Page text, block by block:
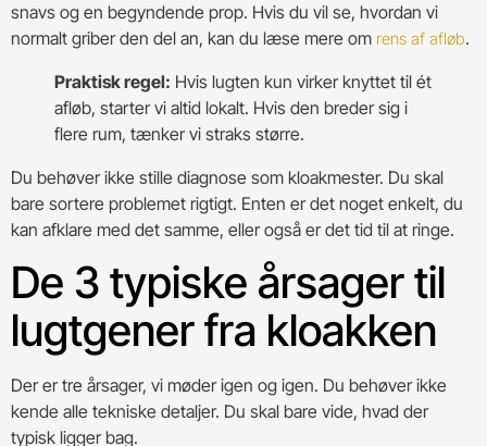
snavs og en begyndende prop. Hvis du vil se, hvordan vi
normalt griber den del an, kan du læse mere om rens af afløb.
Praktisk regel: Hvis lugten kun virker knyttet til ét
afløb, starter vi altid lokalt. Hvis den breder sig i
flere rum, tænker vi straks større.
Du behøver ikke stille diagnose som kloakmester. Du skal
bare sortere problemet rigtigt. Enten er det noget enkelt, du
kan afklare med det samme, eller også er det tid til at ringe.
De 3 typiske årsager til
lugtgener fra kloakken
Der er tre årsager, vi møder igen og igen. Du behøver ikke
kende alle tekniske detaljer. Du skal bare vide, hvad der
typisk ligger bag.